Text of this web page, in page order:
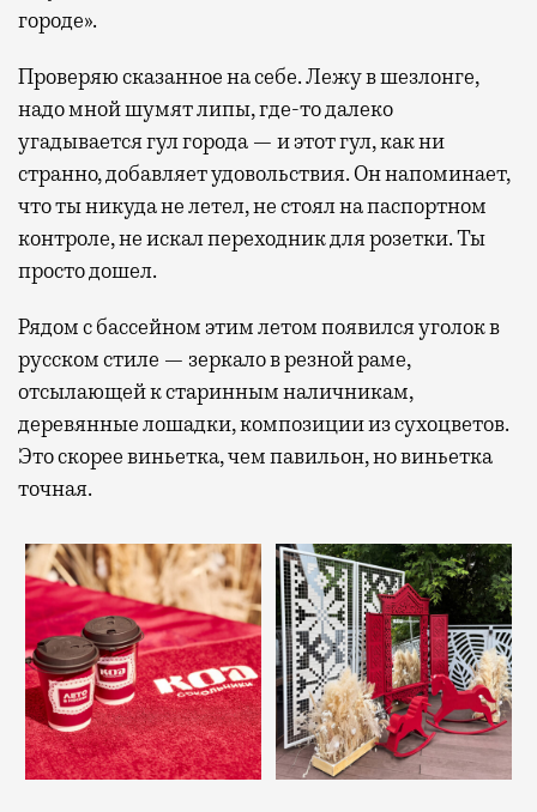
городе».
Проверяю сказанное на себе. Лежу в шезлонге,
надо мной шумят липы, где-то далеко
угадывается гул города — и этот гул, как ни
странно, добавляет удовольствия. Он напоминает,
что ты никуда не летел, не стоял на паспортном
контроле, не искал переходник для розетки. Ты
просто дошел.
Рядом с бассейном этим летом появился уголок в
русском стиле — зеркало в резной раме,
отсылающей к старинным наличникам,
деревянные лошадки, композиции из сухоцветов.
Это скорее виньетка, чем павильон, но виньетка
точная.